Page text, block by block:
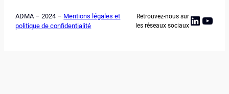
ADMA – 2024 – Mentions légales et
politique de confidentialité
Retrouvez-nous sur
les réseaux sociaux